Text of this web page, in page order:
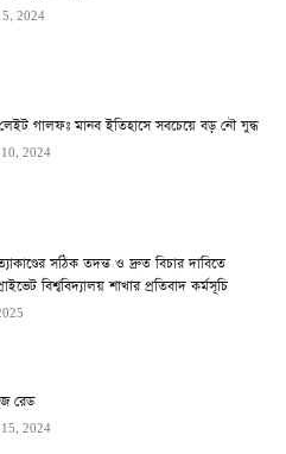
2024
গালফঃ মানব ইতিহাসে সবচেয়ে বড় নৌ যুদ্ধ
2024
সঠিক তদন্ত ও দ্রুত বিচার দাবিতে
বিশ্ববিদ্যালয় শাখার প্রতিবাদ কর্মসূচি
রেড
2024